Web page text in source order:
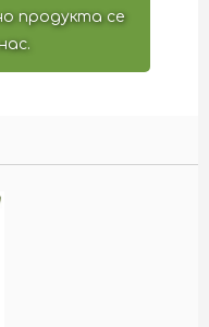
продукта се